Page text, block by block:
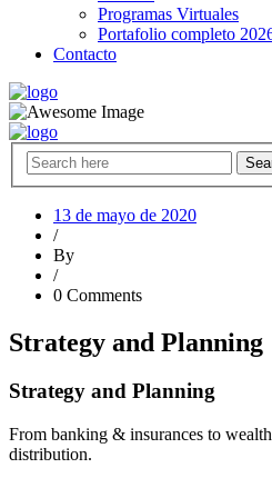
Programas Virtuales
Portafolio completo
Contacto
13 de mayo de 2020
/
By
/
0 Comments
Strategy and Planning
Strategy and Planning
From banking & insurances to
distribution.